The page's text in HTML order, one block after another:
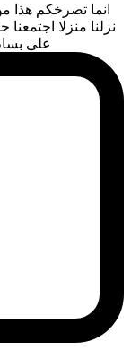
انما تصرخكم هذا
نزلنا منزلا
على